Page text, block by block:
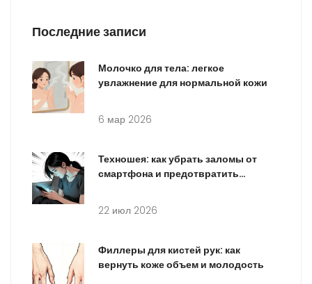
Последние записи
Молочко для тела: легкое
увлажнение для нормальной кожи
6 мар 2026
Техношея: как убрать заломы от
смартфона и предотвратить
22 июл 2026
Филлеры для кистей рук: как
вернуть коже объем и молодость